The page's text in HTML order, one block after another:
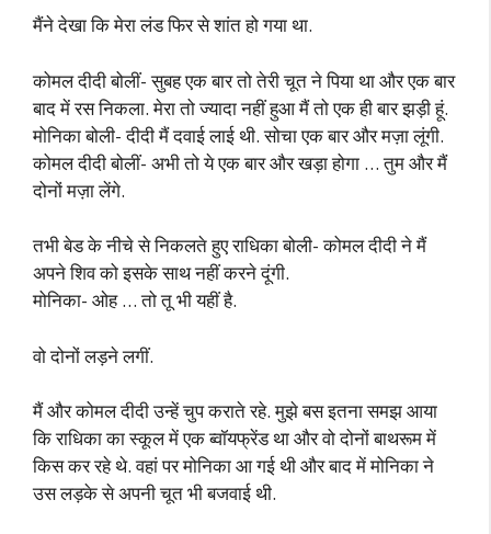
मैंने देखा कि मेरा लंड फिर से शांत हो गया था.
कोमल दीदी बोलीं- सुबह एक बार तो तेरी चूत ने पिया था और एक बार
बाद में रस निकला. मेरा तो ज्यादा नहीं हुआ मैं तो एक ही बार झड़ी हूं.
मोनिका बोली- दीदी मैं दवाई लाई थी. सोचा एक बार और मज़ा लूंगी.
कोमल दीदी बोलीं- अभी तो ये एक बार और खड़ा होगा … तुम और मैं
दोनों मज़ा लेंगे.
तभी बेड के नीचे से निकलते हुए राधिका बोली- कोमल दीदी ने मैं
अपने शिव को इसके साथ नहीं करने दूंगी.
मोनिका- ओह … तो तू भी यहीं है.
वो दोनों लड़ने लगीं.
मैं और कोमल दीदी उन्हें चुप कराते रहे. मुझे बस इतना समझ आया
कि राधिका का स्कूल में एक ब्वॉयफ्रेंड था और वो दोनों बाथरूम में
किस कर रहे थे. वहां पर मोनिका आ गई थी और बाद में मोनिका ने
उस लड़के से अपनी चूत भी बजवाई थी.